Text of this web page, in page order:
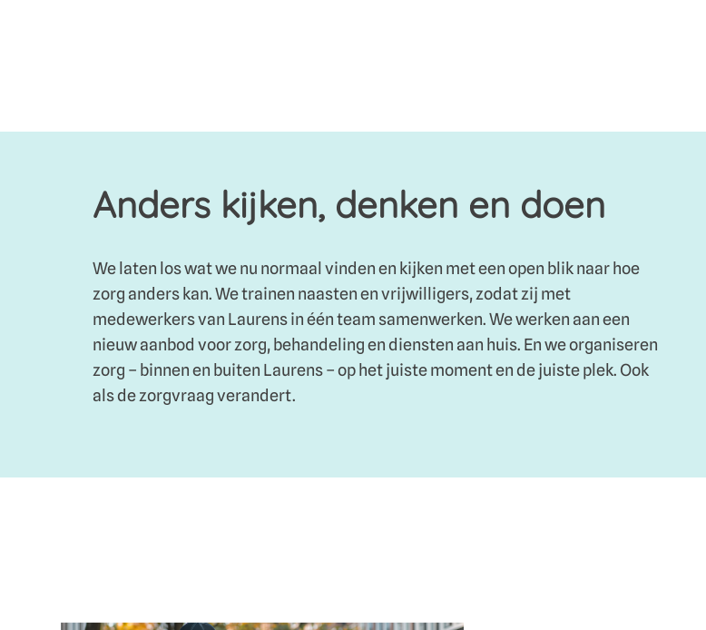
Anders kijken, denken en doen
We laten los wat we nu normaal vinden en kijken met een open blik naar hoe
zorg anders kan. We trainen naasten en vrijwilligers, zodat zij met
medewerkers van Laurens in één team samenwerken. We werken aan een
nieuw aanbod voor zorg, behandeling en diensten aan huis. En we organiseren
zorg – binnen en buiten Laurens – op het juiste moment en de juiste plek. Ook
als de zorgvraag verandert.